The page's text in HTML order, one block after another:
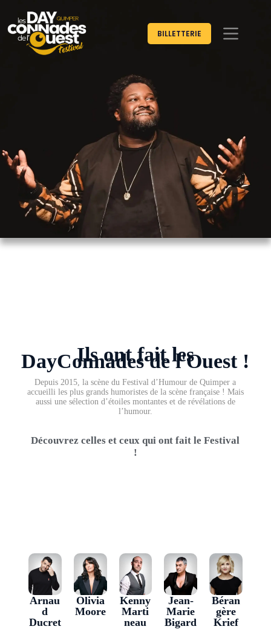
BILLETTERIE
Ils ont fait les
DayConnades de l'Ouest !
Depuis 2015, la scène du Festival d’Humour de Quimper a
accueilli les plus grands humoristes de la scène française ! Mais
aussi une sélection d’étoiles montantes et de révélations de
l’humour.
Découvrez celles et ceux qui ont fait le Festival
!
Arnau
d
Ducret
Olivia
Moore
Kenny
Marti
neau
Jean-
Marie
Bigard
Béran
gère
Krief